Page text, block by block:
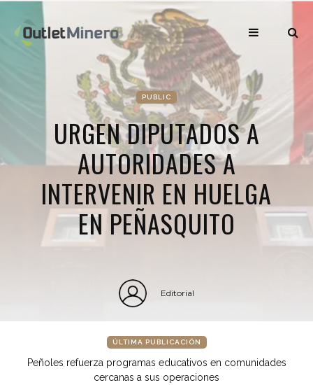
PUBLIC
URGEN DIPUTADOS A
AUTORIDADES A
INTERVENIR EN HUELGA
EN PEÑASQUITO
Editorial
ÚLTIMA PUBLICACIÓN
Peñoles refuerza programas educativos en comunidades
cercanas a sus operaciones